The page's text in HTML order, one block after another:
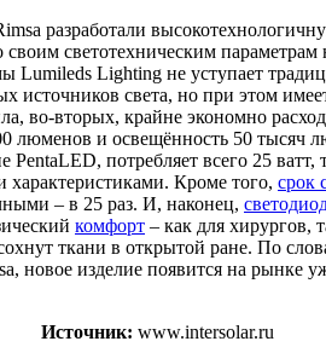
разработали
светотехническим параметрам
Lumileds Lighting не уступает
источников света, но при этом
во-вторых, крайне экономно
люменов и освещённость 50 тысяч
потребляет всего 25 ватт,
характеристиками. Кроме того, срок
– в 25 раз. И, наконец,
комфорт – как для хирургов,
ткани в открытой ране. По
новое изделие появится на рынке
Источник: www.intersolar.ru